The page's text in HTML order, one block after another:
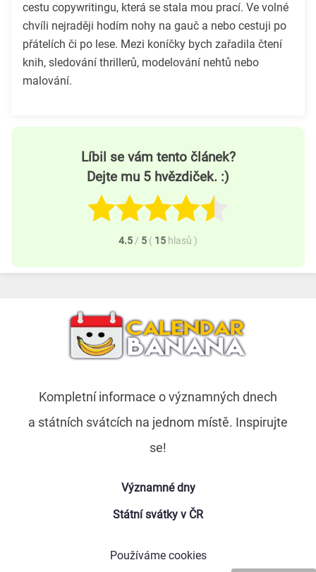
cestu copywritingu, která se stala mou prací. Ve volné
chvíli nejraději hodím nohy na gauč a nebo cestuji po
přátelích či po lese. Mezi koníčky bych zařadila čtení
knih, sledování thrillerů, modelování nehtů nebo
malování.
Líbil se vám tento článek?
Dejte mu 5 hvězdiček. :)
4.5 / 5 ( 15 hlasů )
Kompletní informace o významných dnech
a státních svátcích na jednom místě. Inspirujte
se!
Významné dny
Státní svátky v ČR
Používáme cookies